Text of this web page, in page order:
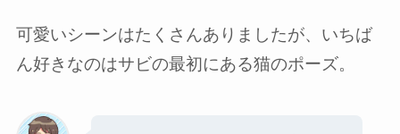
可愛いシーンはたくさんありましたが、いちば
ん好きなのはサビの最初にある猫のポーズ。